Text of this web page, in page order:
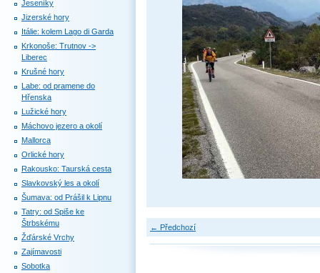
← Předchozí
Jeseníky
Jizerské hory
Itálie: kolem Lago di Garda
Krkonoše: Trutnov ->
Liberec
Krušné hory
Labe: od pramene do
Hřenska
Lužické hory
Máchovo jezero a okolí
Mallorca
Orlické hory
Rakousko: Taurská cesta
Slavkovský les a okolí
Šumava: od Prášil k Lipnu
Tatry: od Spiše ke
Štrbskému
Žďárské Vrchy
Zajímavosti
Sobotka